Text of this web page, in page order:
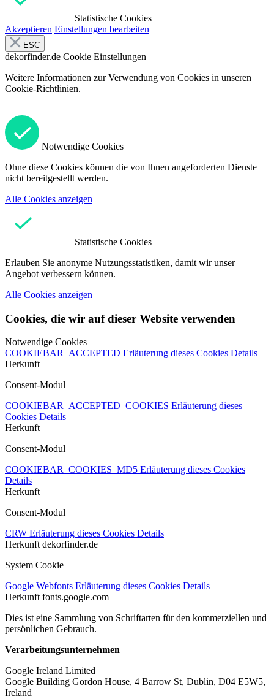
Statistische Cookies
Akzeptieren Einstellungen bearbeiten
ESC
dekorfinder.de Cookie Einstellungen
Weitere Informationen zur Verwendung von Cookies in unseren
Cookie-Richtlinien.
Notwendige Cookies
Ohne diese Cookies können die von Ihnen angeforderten Dienste
nicht bereitgestellt werden.
Alle Cookies anzeigen
Statistische Cookies
Erlauben Sie anonyme Nutzungsstatistiken, damit wir unser
Angebot verbessern können.
Alle Cookies anzeigen
Cookies, die wir auf dieser Website verwenden
Notwendige Cookies
COOKIEBAR_ACCEPTED Erläuterung dieses Cookies Details
Herkunft
Consent-Modul
COOKIEBAR_ACCEPTED_COOKIES Erläuterung dieses
Cookies Details
Herkunft
Consent-Modul
COOKIEBAR_COOKIES_MD5 Erläuterung dieses Cookies
Details
Herkunft
Consent-Modul
CRW Erläuterung dieses Cookies Details
Herkunft dekorfinder.de
System Cookie
Google Webfonts Erläuterung dieses Cookies Details
Herkunft fonts.google.com
Dies ist eine Sammlung von Schriftarten für den kommerziellen und
persönlichen Gebrauch.
Verarbeitungsunternehmen
Google Ireland Limited
Google Building Gordon House, 4 Barrow St, Dublin, D04 E5W5,
Ireland